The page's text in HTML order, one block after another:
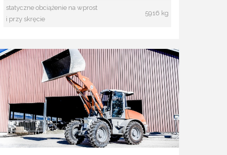
statyczne obciążenie na wprost
i przy skręcie
5916 kg